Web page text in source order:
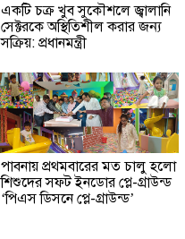
একটি চক্র খুব সুকৌশলে জ্বালানি
সেক্টরকে অস্থিতিশীল করার জন্য
সক্রিয়: প্রধানমন্ত্রী
পাবনায় প্রথমবারের মত চালু হলো
শিশুদের সফট ইনডোর প্লে-গ্রাউন্ড
‘পিএস ডিসনে প্লে-গ্রাউন্ড’